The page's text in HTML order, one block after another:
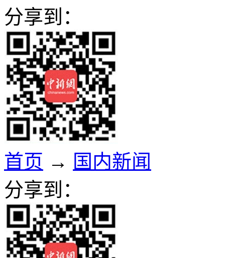
分享到：
首页 → 国内新闻
分享到：